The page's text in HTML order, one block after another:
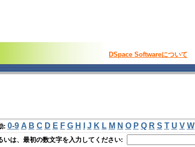
DSpace Softwareについて
: 0-9 A B C D E F G H J K L M N O P Q R S T U V W
いは、最初の数文字を入力してください: